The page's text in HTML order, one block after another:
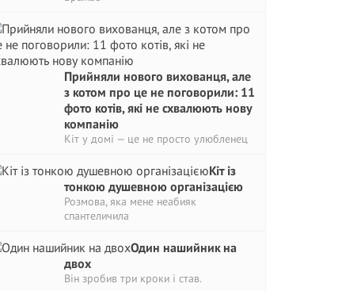
Прийняли нового вихованця, але
з котом про це не поговорили: 11
фото котів, які не схвалюють нову
компанію
Кіт у домі — це не просто улюбленец
Кіт із
тонкою душевною організацією
Розмова, яка мене неабияк
спантеличила
Один нашийник на
двох
Він зробив три кроки і став.